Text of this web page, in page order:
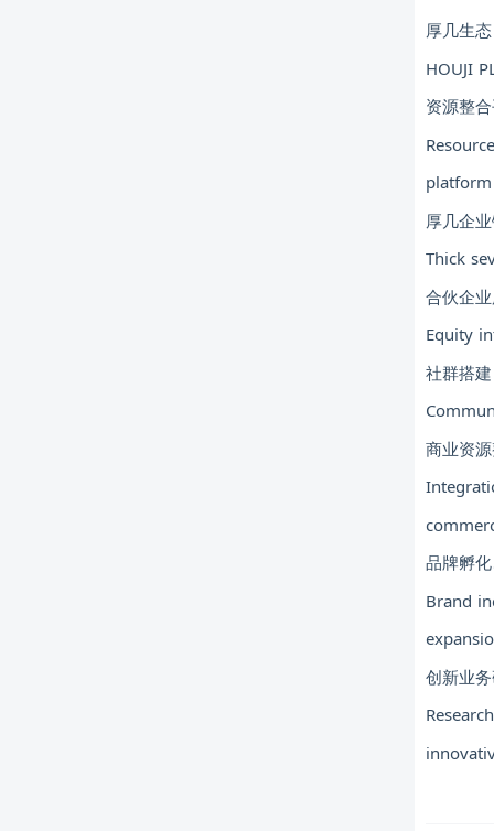
厚几生态
HOUJI
资源整
platform
厚几企
Thick
合伙企
Equity
社群搭建
商业资
品牌孵
Brand
创新业